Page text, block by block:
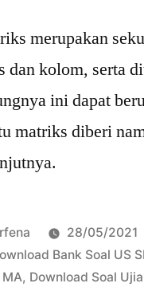
merupakan
dan kolom, serta
ini dapat
matriks diberi
28/05/2021
Bank Soal US
MA, Download Soal